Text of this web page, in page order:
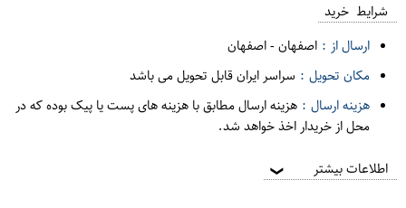
شرایط خرید
ارسال از : اصفهان-اصفهان
مکان تحویل : سراسر ایران قابل تحویل می باشد
هزینه ارسال : هزینه ارسال مطابق با هزینه های پست یا پیک بوده که در
محل از خریدار اخذ خواهد شد.
اطلاعات بیشتر ❯